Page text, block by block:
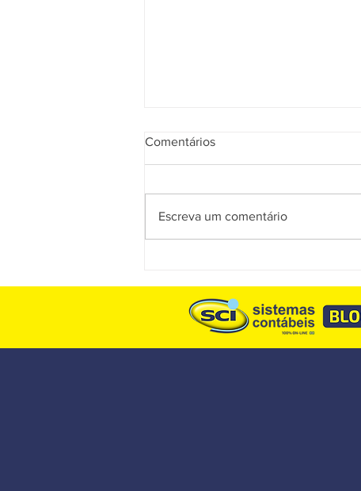
obrigatoriedade dos
documentos fiscais
Comentários
Escreva um comentário